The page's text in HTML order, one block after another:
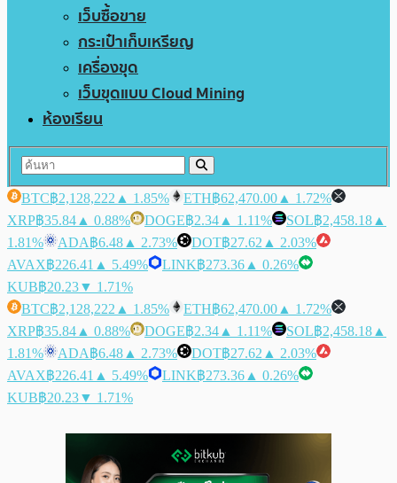
เว็บซื้อขาย
กระเป๋าเก็บเหรียญ
เครื่องขุด
เว็บขุดแบบ Cloud Mining
ห้องเรียน
BTC฿2,128,222 ▲ 1.85% ETH฿62,470.00 ▲ 1.72%
XRP฿35.84 ▲ 0.88% DOGE฿2.34 ▲ 1.11% SOL฿2,458.18 ▲
1.81%
ADA฿6.48 ▲ 2.73% DOT฿27.62 ▲ 2.03%
AVAX฿226.41 ▲ 5.49% LINK฿273.36 ▲ 0.26%
KUB฿20.23▼ 1.71%
BTC฿2,128,222 ▲ 1.85% ETH฿62,470.00 ▲ 1.72%
XRP฿35.84 ▲ 0.88% DOGE฿2.34 ▲ 1.11% SOL฿2,458.18 ▲
1.81%
ADA฿6.48 ▲ 2.73% DOT฿27.62 ▲ 2.03%
AVAX฿226.41 ▲ 5.49% LINK฿273.36 ▲ 0.26%
KUB฿20.23▼ 1.71%